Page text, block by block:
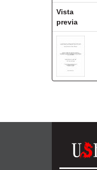
Vista
previa